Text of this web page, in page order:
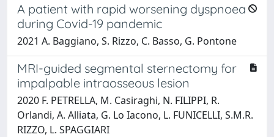
A patient with rapid worsening dyspnoea
during Covid-19 pandemic
2021 A. Baggiano, S. Rizzo, C. Basso, G. Pontone
MRI-guided segmental sternectomy for
impalpable intraosseous lesion
2020 F. PETRELLA, M. Casiraghi, N. FILIPPI, R.
Orlandi, A. Alliata, G. Lo Iacono, L. FUNICELLI, S.M.R.
RIZZO, L. SPAGGIARI